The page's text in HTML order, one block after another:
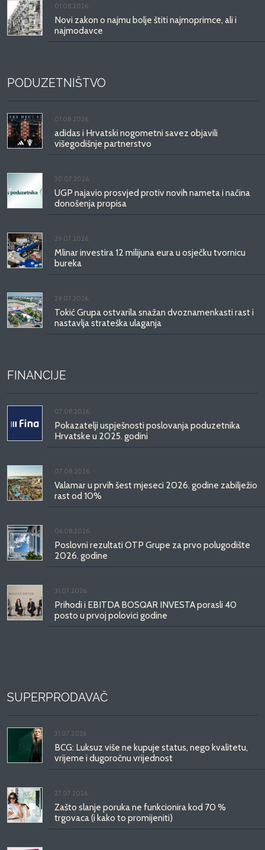
01.08.2026.
Novi zakon o najmu bolje štiti najmoprimce, ali i
najmodavce
PODUZETNIŠTVO
01.08.2026.
adidas i Hrvatski nogometni savez objavili
višegodišnje partnerstvo
30.07.2026.
UGP najavio prosvjed protiv novih nameta i načina
donošenja propisa
29.07.2026.
Mlinar investira 12 milijuna eura u osječku tvornicu
bureka
29.07.2026.
Tokić Grupa ostvarila snažan dvoznamenkasti rast i
nastavlja strateška ulaganja
FINANCIJE
07.08.2026.
Pokazatelji uspješnosti poslovanja poduzetnika
Hrvatske u 2025. godini
07.08.2026.
Valamar u prvih šest mjeseci 2026. godine zabilježio
rast od 10%
06.08.2026.
Poslovni rezultati OTP Grupe za prvo polugodište
2026. godine
31.07.2026.
Prihodi i EBITDA BOSQAR INVESTA porasli 40
posto u prvoj polovici godine
SUPERPRODAVAČ
31.07.2026.
BCG: Luksuz više ne kupuje status, nego kvalitetu,
vrijeme i dugoročnu vrijednost
27.07.2026.
Zašto slanje poruka ne funkcionira kod 70 %
trgovaca (i kako to promijeniti)